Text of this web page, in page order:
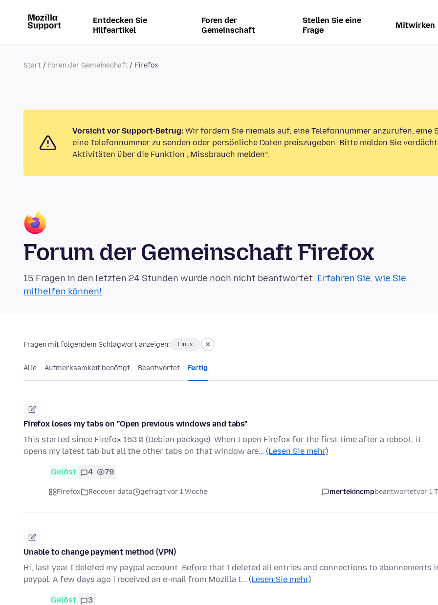
Entdecken Sie
Hilfeartikel
Foren der
Gemeinschaft
Stellen Sie eine
Frage
Mitwirken
Start Foren der Gemeinschaft Firefox
Vorsicht vor Support-Betrug: Wir fordern Sie niemals auf, eine Telefonnummer anzurufen, eine
eine Telefonnummer zu senden oder persönliche Daten preiszugeben. Bitte melden Sie
Aktivitäten über die Funktion „Missbrauch melden“.
Forum der Gemeinschaft Firefox
15 Fragen in den letzten 24 Stunden wurde noch nicht beantwortet. Erfahren Sie, wie Sie
mithelfen können!
Fragen mit folgendem Schlagwort anzeigen: Linux
Alle Aufmerksamkeit benötigt Beantwortet Fertig
Firefox loses my tabs on "Open previous windows and tabs"
This started since Firefox 153.0 (Debian package). When I open Firefox for the first time after a reboot, it
opens my latest tab but all the other tabs on that window are… (Lesen Sie mehr)
Gelöst 4 79
Firefox Recover data gefragt vor 1 Woche mertekincmpbeantwortetvor 1
Unable to change payment method (VPN)
Hi, last year I deleted my paypal account. Before that I deleted all entries and connections to abonnements
paypal. A few days ago i received an e-mail from Mozilla t… (Lesen Sie mehr)
Gelöst 3